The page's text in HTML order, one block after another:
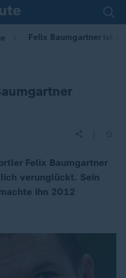
Felix Baumgartner ist
Felix Baumgartner
verunglückt. Sein
ihn 2012